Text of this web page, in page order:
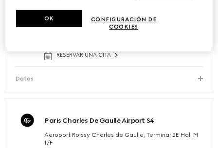
Aeroport Roissy Charles de Gaulle, Terminal 1
Roissy en France, 95931, France
RESERVAR UNA CITA
Datos
Paris Charles De Gaulle Airport S4
Aeroport Roissy Charles de Gaulle, Terminal 2E Hall M
1/F
CONFIGURACIÓN DE
COOKIES
OK